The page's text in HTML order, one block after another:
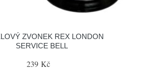
ZVONEK REX LONDON
SERVICE BELL
239 Kč